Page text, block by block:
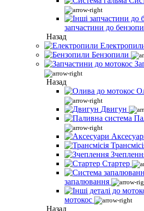
запчастини до
Назад
Бензопили
Назад
Двигун
Стартер
запалювання
мотокос
Назад